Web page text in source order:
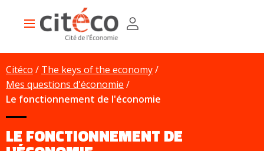
Main
Citéco
The keys of the economy
Mes questions d'économie
Le fonctionnement de l'économie
LE FONCTIONNEMENT DE
Cookies management panel